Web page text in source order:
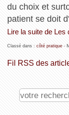
du choix et
patient se doit
Lire la suite de
Classé dans : côté pratique-
Fil RSS des